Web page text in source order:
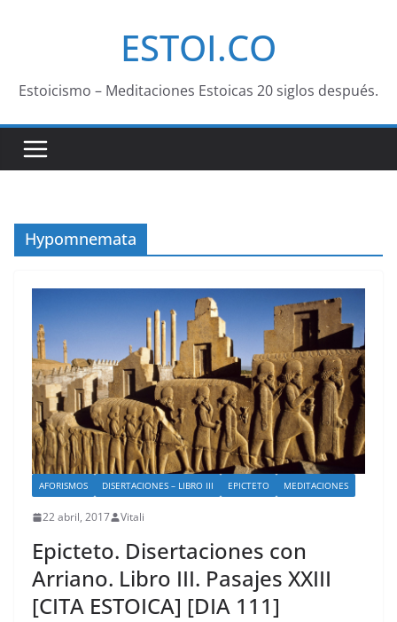
ESTOI.CO
Estoicismo – Meditaciones Estoicas 20 siglos después.
Hypomnemata
AFORISMOS DISERTACIONES – LIBRO III EPICTETO MEDITACIONES
22 abril, 2017 Vitali
Epicteto. Disertaciones con
Arriano. Libro III. Pasajes XXIII
[CITA ESTOICA] [DIA 111]